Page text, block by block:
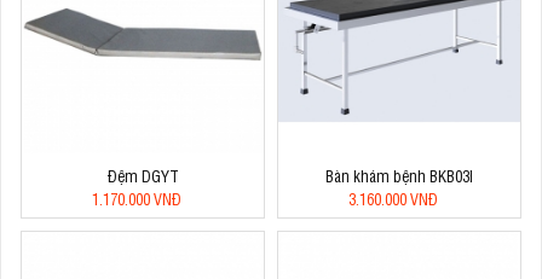
Đệm DGYT
1.170.000 VNĐ
Bàn khám bệnh BKB03I
3.160.000 VNĐ